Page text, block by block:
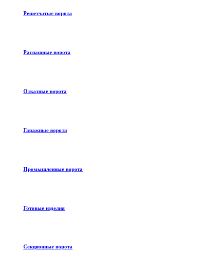
Решетчатые ворота
Распашные ворота
Откатные ворота
Гаражные ворота
Промышленные ворота
Готовые изделия
Секционные ворота